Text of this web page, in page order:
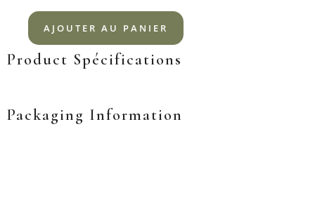
AJOUTER AU PANIER
Product Spécifications
Packaging Information